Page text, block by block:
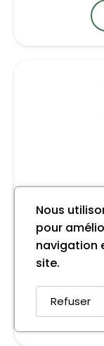
Nous
pour
navigation
site.
Refuser